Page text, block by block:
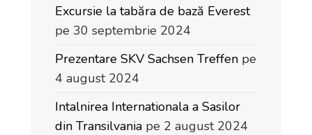
Excursie la tabăra de bază Everest
pe 30 septembrie 2024
Prezentare SKV Sachsen Treffen pe
4 august 2024
Intalnirea Internationala a Sasilor
din Transilvania pe 2 august 2024